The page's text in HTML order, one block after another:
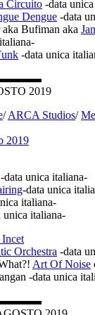
Circuito -data
Dengue -data
Bufiman aka
-data unica
2019
/ARCA Studios/
2019
-data unica italiana-
-data unica
italiana-
italiana-
Orchestra -data
Art Of Noise
-data unica